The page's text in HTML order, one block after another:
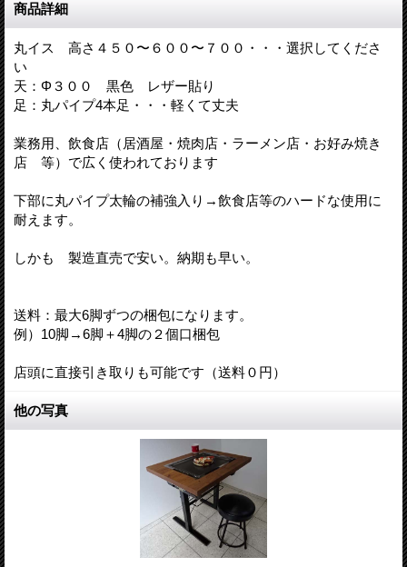
商品詳細
丸イス 高さ４５０〜６００〜７００・・・選択してくださ
い
天：Φ３００ 黒色 レザー貼り
足：丸パイプ4本足・・・軽くて丈夫
業務用、飲食店（居酒屋・焼肉店・ラーメン店・お好み焼き
店 等）で広く使われております
下部に丸パイプ太輪の補強入り→飲食店等のハードな使用に
耐えます。
しかも 製造直売で安い。納期も早い。
送料：最大6脚ずつの梱包になります。
例）10脚→6脚＋4脚の２個口梱包
店頭に直接引き取りも可能です（送料０円）
他の写真